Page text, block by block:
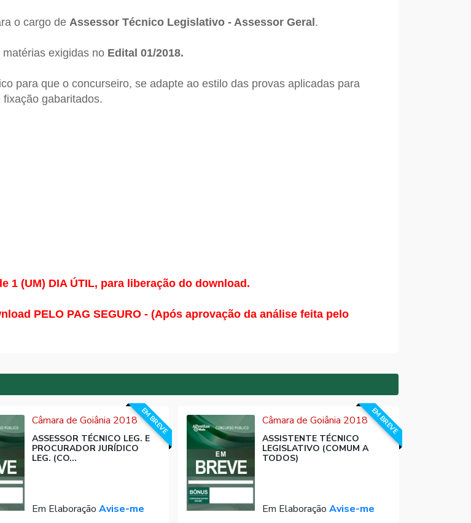
o cargo de Assessor Técnico Legislativo - Assessor Geral.
exigidas no Edital 01/2018.
para que o concurseiro, se adapte ao estilo das provas aplicadas para
gabaritados.
1 (UM) DIA ÚTIL, para liberação do download.
PELO PAG SEGURO - (Após aprovação da análise feita pelo
EM BREVE
Câmara de Goiânia 2018
ASSESSOR TÉCNICO LEG. E
PROCURADOR JURÍDICO
LEG. (CO...
Em Elaboração Avise-me
EM BREVE
Câmara de Goiânia 2018
ASSISTENTE TÉCNICO
LEGISLATIVO (COMUM A
TODOS)
Em Elaboração Avise-me